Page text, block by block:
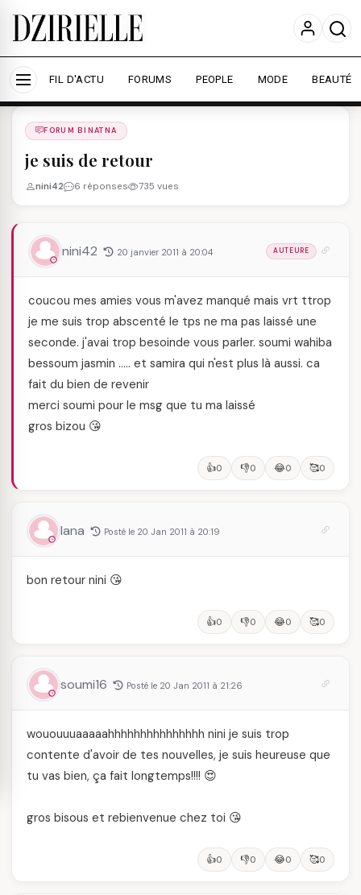
Nous utilisons des cookies pour améliorer votre
expérience et mesurer l'audience.
En savoir plus
Accepter tout Personnaliser
FIL D'ACTU FORUMS PEOPLE MODE BEAUTÉ
Forums
FORUM BINATNA
je suis de retour
nini42 6 réponses 735 vues
nini42 20 janvier 2011 à 20:04 AUTEURE
coucou mes amies vous m'avez manqué mais vrt ttrop
je me suis trop abscenté le tps ne ma pas laissé une
seconde. j'avai trop besoinde vous parler. soumi wahiba
bessoum jasmin ….. et samira qui n'est plus là aussi. ca
fait du bien de revenir
merci soumi pour le msg que tu ma laissé
gros bizou 😘
👍0 👎0 😂0 🥰0
lana Posté le 20 Jan 2011 à 20:19
bon retour nini 😘
👍0 👎0 😂0 🥰0
soumi16 Posté le 20 Jan 2011 à 21:26
wououuuaaaaahhhhhhhhhhhhhhh nini je suis trop
contente d'avoir de tes nouvelles, je suis heureuse que
tu vas bien, ça fait longtemps!!!! 😍
gros bisous et rebienvenue chez toi 😘
👍0 👎0 😂0 🥰0